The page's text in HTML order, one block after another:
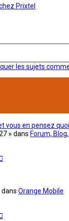
Prixtel
les sujets
vous en pensez
» dans Forum,
dans Orange Mobile